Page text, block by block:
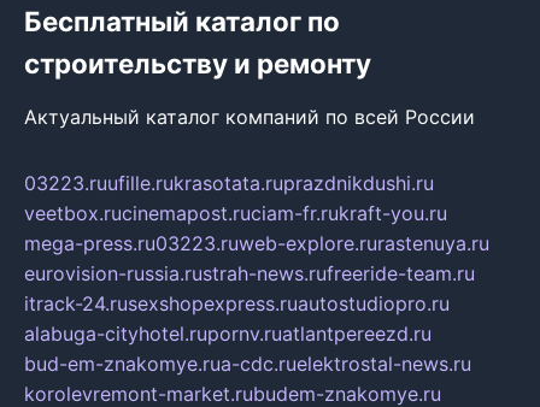
Бесплатный каталог по
строительству и ремонту
Актуальный каталог компаний по всей России
03223.ruufille.rukrasotata.ruprazdnikdushi.ru
veetbox.rucinemapost.ruciam-fr.rukraft-you.ru
mega-press.ru03223.ruweb-explore.rurastenuya.ru
eurovision-russia.rustrah-news.rufreeride-team.ru
itrack-24.rusexshopexpress.ruautostudiopro.ru
alabuga-cityhotel.rupornv.ruatlantpereezd.ru
bud-em-znakomye.rua-cdc.ruelektrostal-news.ru
korolevremont-market.rubudem-znakomye.ru